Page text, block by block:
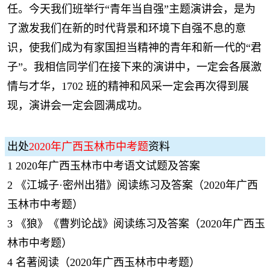
任。今天我们班举行“青年当自强”主题演讲会，是为
了激发我们在新的时代背景和环境下自强不息的意
识，使我们成为有家国担当精神的青年和新一代的“君
子”。我相信同学们在接下来的演讲中，一定会各展激
情与才华，1702 班的精神和风采一定会再次得到展
现，演讲会一定会圆满成功。
出处2020年广西玉林市中考题资料
1 2020年广西玉林市中考语文试题及答案
2
《江城子·密州出猎》阅读练习及答案（2020年广西
玉林市中考题）
3
《狼》《曹刿论战》阅读练习及答案（2020年广西玉
林市中考题）
4 名著阅读（2020年广西玉林市中考题）